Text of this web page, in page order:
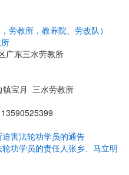
劳教所，教养院、劳改队）
广东三水劳教所
镇宝月 三水劳教所
害法轮功学员的通告
功学员的责任人张乡、马立明